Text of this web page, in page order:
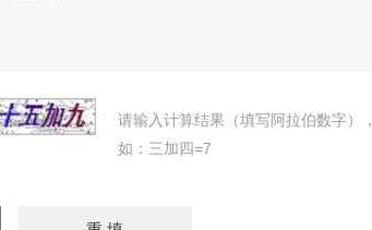
请输入计算结果（填写阿拉伯数字），
如：三加四=7